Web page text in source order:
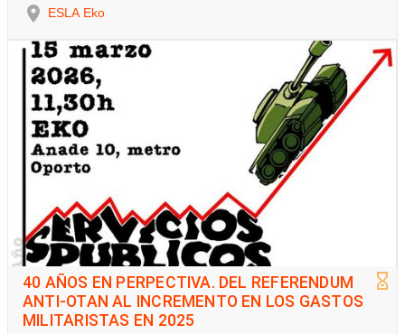
ESLA Eko
40 AÑOS EN PERPECTIVA. DEL REFERENDUM
ANTI-OTAN AL INCREMENTO EN LOS GASTOS
MILITARISTAS EN 2025